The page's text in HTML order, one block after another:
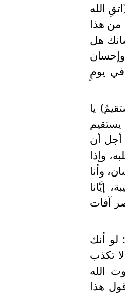
الله
من هذا
هل
في يومٍ
يا
يستقيم
أجل أن
وإذا
وأنا
إيَّانا
آفات
أنك
تكذب
الله
هذا